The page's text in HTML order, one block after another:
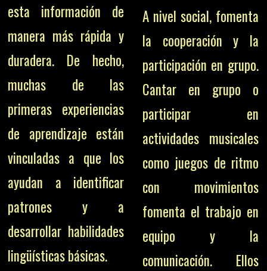
esta información de
manera más rápida y
duradera. De hecho,
muchas de las
primeras experiencias
de aprendizaje están
vinculadas a que los
ayudan a identificar
patrones y a
desarrollar habilidades
lingüísticas básicas.
A nivel social, fomenta
la cooperación y la
participación en grupo.
Cantar en grupo o
participar en
actividades musicales
como juegos de ritmo
con movimientos
fomenta el trabajo en
equipo y la
comunicación. Ellos